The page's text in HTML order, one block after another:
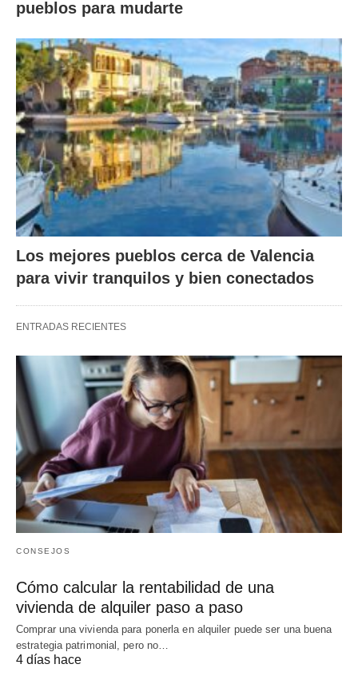
pueblos para mudarte
Los mejores pueblos cerca de Valencia
para vivir tranquilos y bien conectados
ENTRADAS RECIENTES
CONSEJOS
Cómo calcular la rentabilidad de una
vivienda de alquiler paso a paso
Comprar una vivienda para ponerla en alquiler puede ser una buena
estrategia patrimonial, pero no…
4 días hace